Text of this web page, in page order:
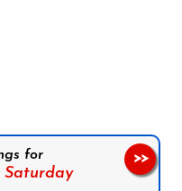
for
Saturday
>>